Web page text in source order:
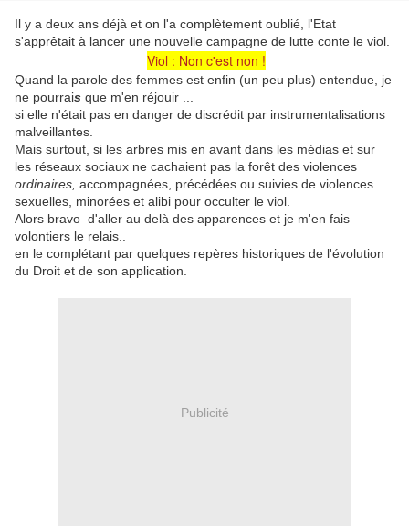
Il y a deux ans déjà et on l'a complètement oublié, l'Etat
s'apprêtait à lancer une nouvelle campagne de lutte conte le viol.
Viol : Non c'est non !
Quand la parole des femmes est enfin (un peu plus) entendue, je
ne pourrais que m'en réjouir ...
si elle n'était pas en danger de discrédit par instrumentalisations
malveillantes.
Mais surtout, si les arbres mis en avant dans les médias et sur
les réseaux sociaux ne cachaient pas la forêt des violences
ordinaires, accompagnées, précédées ou suivies de violences
sexuelles, minorées et alibi pour occulter le viol.
Alors bravo d'aller au delà des apparences et je m'en fais
volontiers le relais..
en le complétant par quelques repères historiques de l'évolution
du Droit et de son application.
Publicité